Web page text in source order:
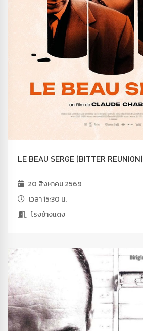
LE BEAU SERGE (BITTER REUNION)
20 สิงหาคม 2569
เวลา 15:30 น.
โรงช้างแดง